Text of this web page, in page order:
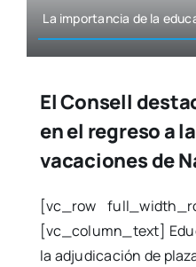
La impor­tan­cia de la
El Consell
en el regreso a
vacaciones de
[vc_row
[vc_column_text]
la adju­di­ca­ción de